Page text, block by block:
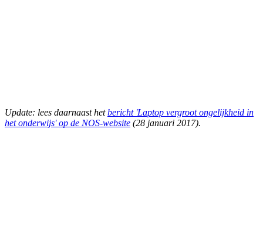
Update: lees daarnaast hetbericht 'Laptop vergroot ongelijkheid in
het onderwijs' op de NOS-website (28 januari 2017).